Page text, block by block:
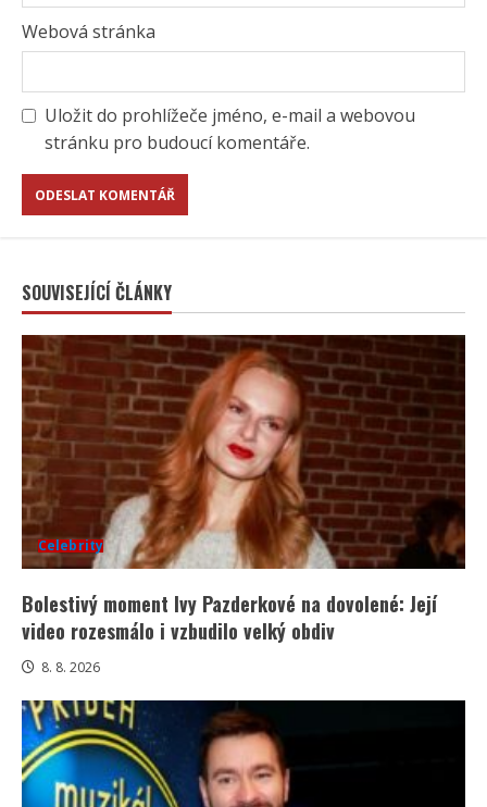
Webová stránka
Uložit do prohlížeče jméno, e-mail a webovou
stránku pro budoucí komentáře.
SOUVISEJÍCÍ ČLÁNKY
Celebrity
Bolestivý moment Ivy Pazderkové na dovolené: Její
video rozesmálo i vzbudilo velký obdiv
8. 8. 2026